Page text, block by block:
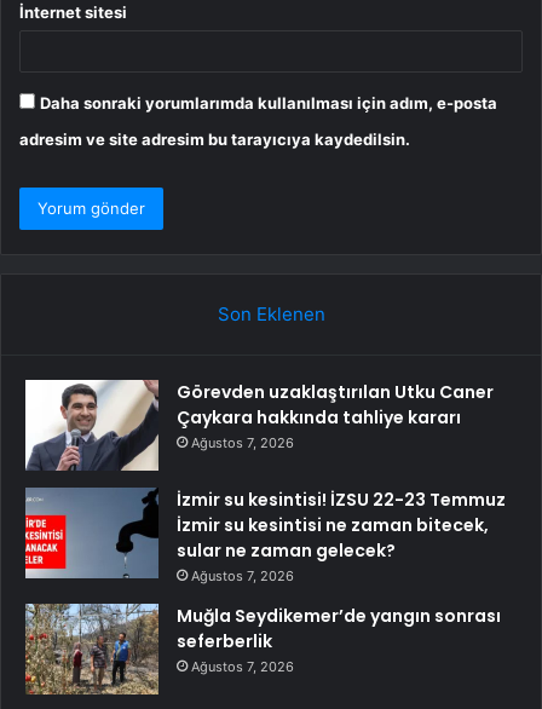
İnternet sitesi
Daha sonraki yorumlarımda kullanılması için adım, e-posta
adresim ve site adresim bu tarayıcıya kaydedilsin.
Son Eklenen
Görevden uzaklaştırılan Utku Caner
Çaykara hakkında tahliye kararı
Ağustos 7, 2026
İzmir su kesintisi! İZSU 22-23 Temmuz
İzmir su kesintisi ne zaman bitecek,
sular ne zaman gelecek?
Ağustos 7, 2026
Muğla Seydikemer’de yangın sonrası
seferberlik
Ağustos 7, 2026